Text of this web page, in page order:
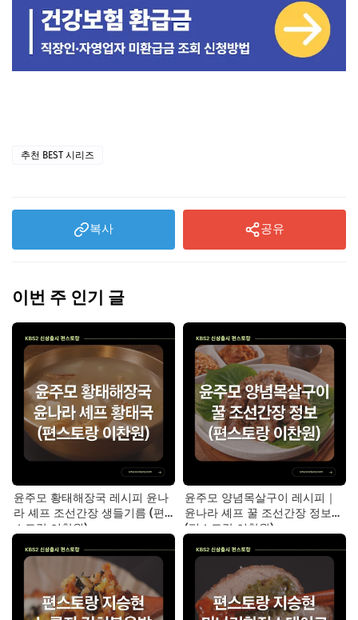
추천 BEST 시리즈
복사 공유
이번 주 인기 글
윤주모 황태해장국 레시피 윤나
라 셰프 조선간장 생들기름 (편
스토랑 이찬원)
윤주모 양념목살구이 레시피｜
윤나라 셰프 꿀 조선간장 정보
(편스토랑 이찬원)